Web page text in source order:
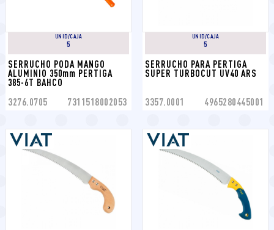
UNID/CAJA
5
SERRUCHO PODA MANGO
ALUMINIO 350mm PERTIGA
385-6T BAHCO
3276.0705 7311518002053
UNID/CAJA
5
SERRUCHO PARA PERTIGA
SUPER TURBOCUT UV40 ARS
3357.0001 4965280445001